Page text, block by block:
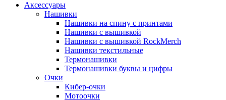
Аксессуары
Нашивки
Нашивки на спину с принтами
Нашивки с вышивкой
Нашивки с вышивкой RockMerch
Нашивки текстильные
Термонашивки
Термонашивки буквы и цифры
Очки
Кибер-очки
Мотоочки